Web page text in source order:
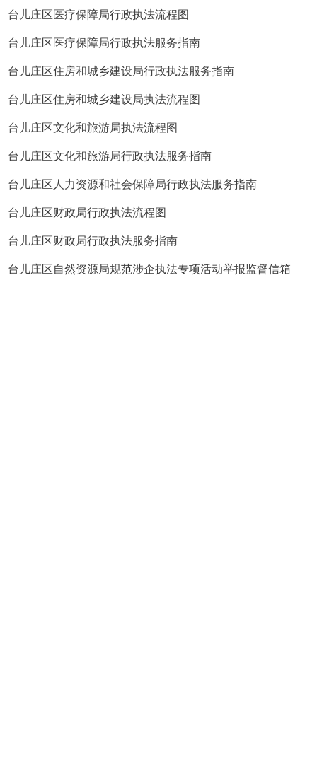
台儿庄区医疗保障局行政执法流程图
台儿庄区医疗保障局行政执法服务指南
台儿庄区住房和城乡建设局行政执法服务指南
台儿庄区住房和城乡建设局执法流程图
台儿庄区文化和旅游局执法流程图
台儿庄区文化和旅游局行政执法服务指南
台儿庄区人力资源和社会保障局行政执法服务指南
台儿庄区财政局行政执法流程图
台儿庄区财政局行政执法服务指南
台儿庄区自然资源局规范涉企执法专项活动举报监督信箱